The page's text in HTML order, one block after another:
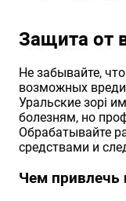
Защита от
Не забывайте,
возможных
Уральские зорі
болезням, но
Обрабатывайте
средствами и
Чем привлечь